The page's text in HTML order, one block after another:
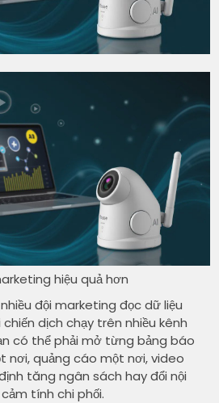
hiệu quả hơn
đội marketing đọc dữ liệu
dịch chạy trên nhiều kênh
có thể phải mở từng bảng báo
nơi, quảng cáo một nơi, video
tăng ngân sách hay đổi nội
tính chi phối.